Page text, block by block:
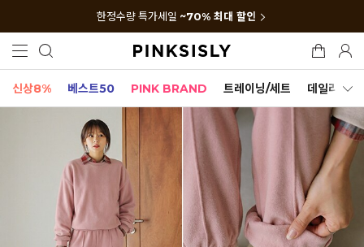
한정수량 특가세일 ~70% 최대 할인
신상8% 베스트50 PINK BRAND 트레이닝/세트 데일리세트